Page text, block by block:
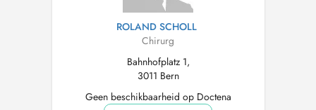
ROLAND SCHOLL
Chirurg
Bahnhofplatz 1,
3011 Bern
Geen beschikbaarheid op Doctena